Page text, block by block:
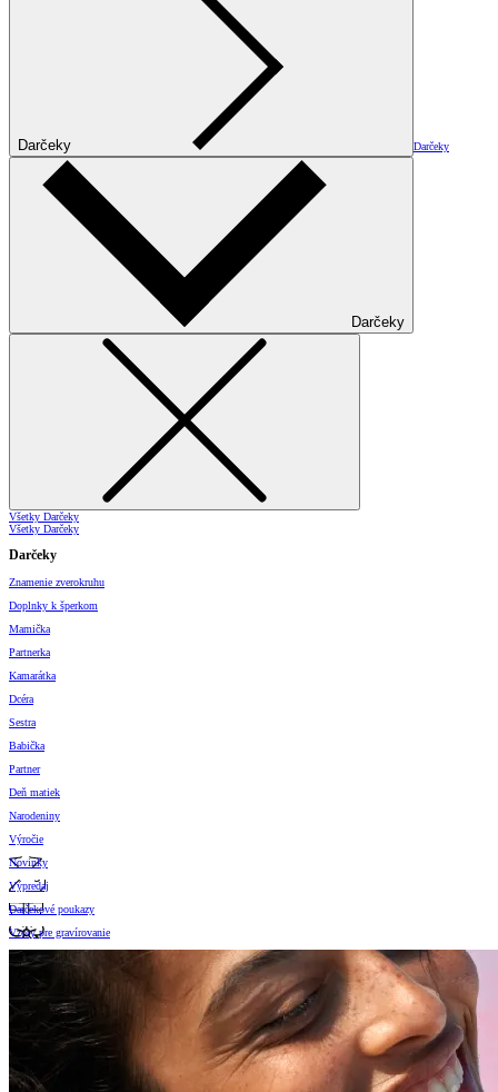
Darčeky Darčeky
Darčeky
Všetky Darčeky
Všetky Darčeky
Darčeky
Znamenie zverokruhu
Doplnky k šperkom
Mamička
Partnerka
Kamarátka
Dcéra
Sestra
Babička
Partner
Deň matiek
Narodeniny
Výročie
Novinky
Výpredaj
Darčekové poukazy
Vzory pre gravírovanie